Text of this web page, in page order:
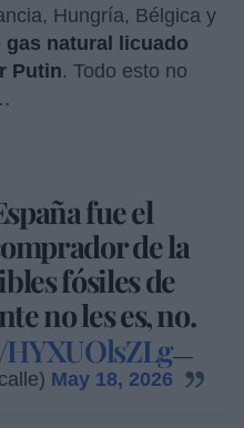
Hungría, Bélgica y
gas natural licuado
Putin. Todo esto no
fue el
de la
fósiles de
no les es, no.
—
May 18, 2026